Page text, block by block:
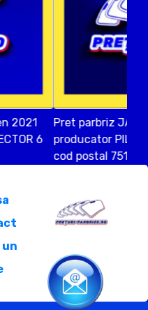
an fabricatien 2020
in ODAILE ILFOV
un